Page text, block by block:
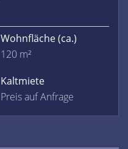
Wohnfläche(ca.)
120 m²
Kaltmiete
Preis auf Anfrage